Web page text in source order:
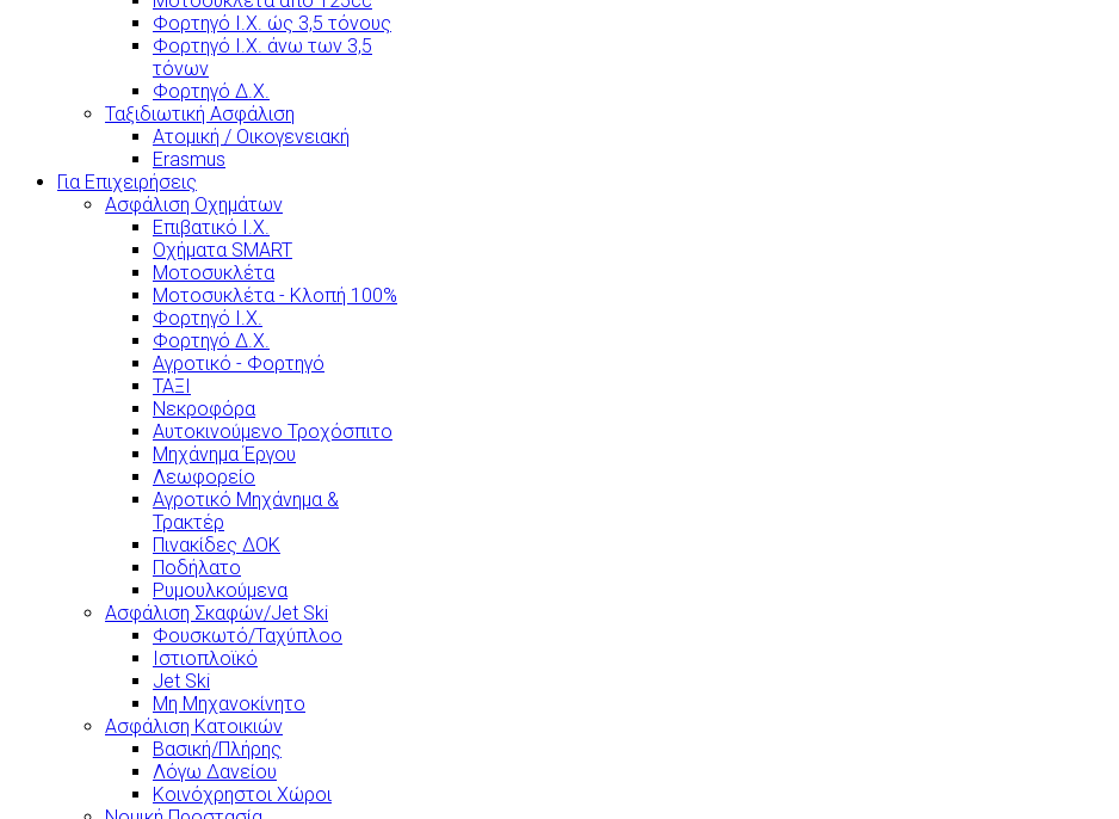
Φορτηγό Ι.Χ. ώς 3,5 τόνους
Φορτηγό Ι.Χ. άνω των 3,5
τόνων
Φορτηγό Δ.Χ.
Ταξιδιωτική Ασφάλιση
Ατομική / Οικογενειακή
Erasmus
Για Επιχειρήσεις
Ασφάλιση Οχημάτων
Επιβατικό Ι.Χ.
Οχήματα SMART
Μοτοσυκλέτα
Μοτοσυκλέτα - Κλοπή 100%
Φορτηγό Ι.Χ.
Φορτηγό Δ.Χ.
Αγροτικό - Φορτηγό
ΤΑΞΙ
Νεκροφόρα
Αυτοκινούμενο Τροχόσπιτο
Μηχάνημα Έργου
Λεωφορείο
Αγροτικό Μηχάνημα &
Τρακτέρ
Πινακίδες ΔΟΚ
Ποδήλατο
Ρυμουλκούμενα
Ασφάλιση Σκαφών/Jet Ski
Φουσκωτό/Ταχύπλοο
Ιστιοπλοϊκό
Jet Ski
Μη Μηχανοκίνητο
Ασφάλιση Κατοικιών
Βασική/Πλήρης
Λόγω Δανείου
Κοινόχρηστοι Χώροι